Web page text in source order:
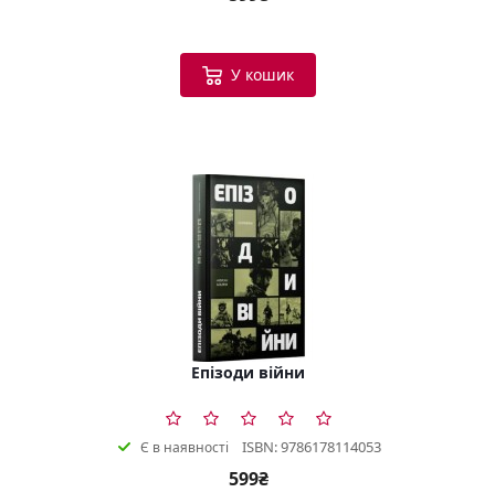
У кошик
Епізоди війни
Є в наявності ISBN: 9786178114053
599₴